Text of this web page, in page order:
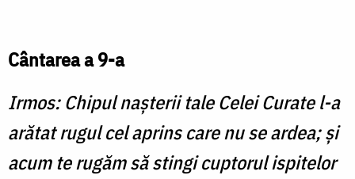
Cântarea a 9-a
Irmos: Chipul naşterii tale Celei Curate l-a
arătat rugul cel aprins care nu se ardea; şi
acum te rugăm să stingi cuptorul ispitelor